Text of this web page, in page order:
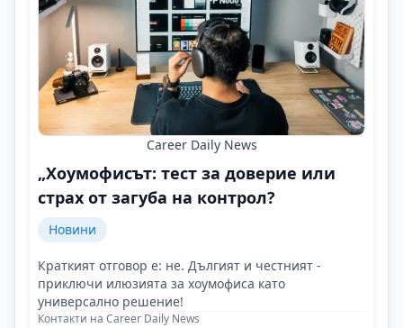
Career Daily News
„Хоумофисът: тест за доверие или
страх от загуба на контрол?
Новини
Краткият отговор е: не. Дългият и честният -
приключи илюзията за хоумофиса като
универсално решение!
Контакти на Career Daily News